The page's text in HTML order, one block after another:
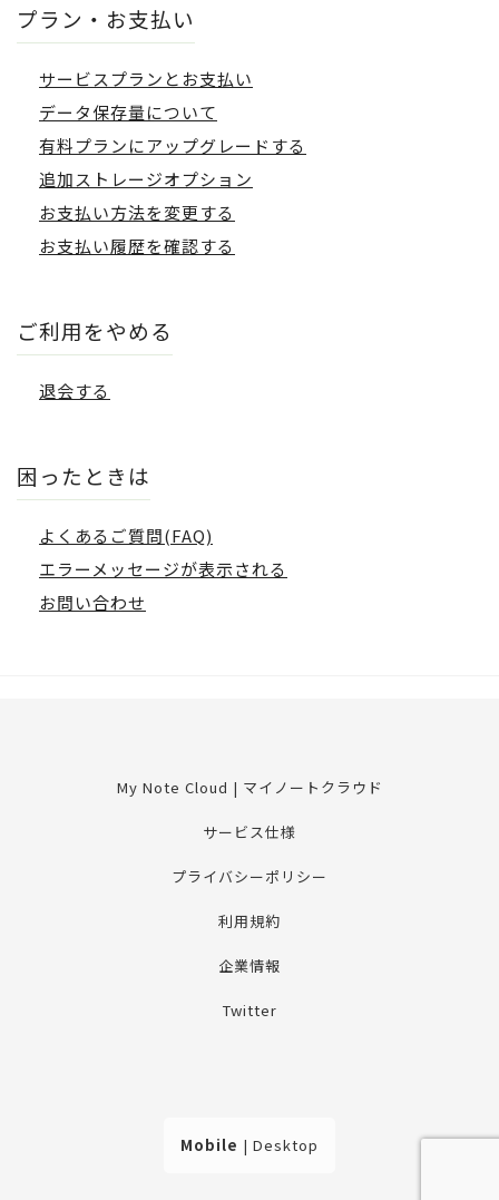
プラン・お支払い
サービスプランとお支払い
データ保存量について
有料プランにアップグレードする
追加ストレージオプション
お支払い方法を変更する
お支払い履歴を確認する
ご利用をやめる
退会する
困ったときは
よくあるご質問(FAQ)
エラーメッセージが表示される
お問い合わせ
My Note Cloud | マイノートクラウド
サービス仕様
プライバシーポリシー
利用規約
企業情報
Twitter
Mobile | Desktop